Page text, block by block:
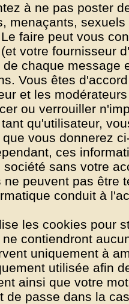
à ne pas poster
menaçants,
faire peut vous
votre fournisseur
de chaque message
Vous êtes
et les
ou verrouiller
qu'utilisateur,
vous donnerez
ces
société sans votre
ne peuvent pas être
conduit à
les cookies pour
contiendront
uniquement à
utilisée afin
ainsi que votre
de passe dans la